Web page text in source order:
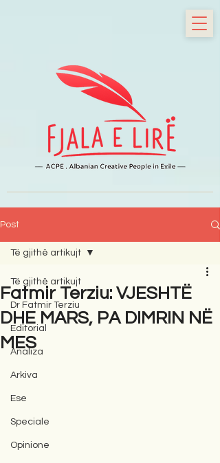
Post
Të gjithë artikujt
Dr Fatmir Terziu
Editorial
Analiza
Arkiva
Ese
Speciale
Opinione
Të gjithë artikujt
Fatmir Terziu: VJESHTË
DHE MARS, PA DIMRIN NË
MES